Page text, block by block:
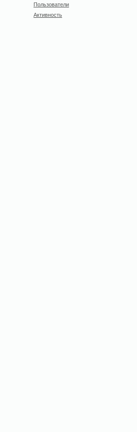
Пользователи
Активность